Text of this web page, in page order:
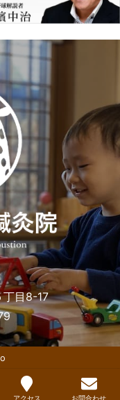
丁目8-17
アクセス お問合わせ